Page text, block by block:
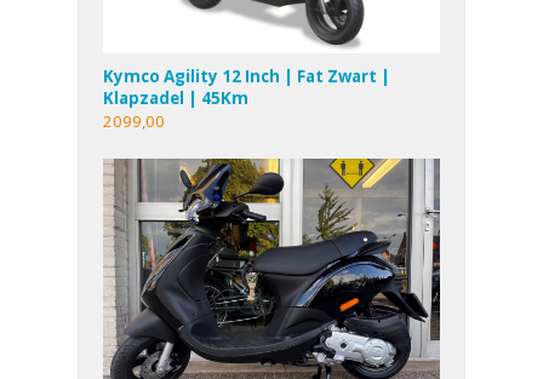
Kymco Agility 12 Inch | Fat Zwart |
Klapzadel | 45Km
2099,00